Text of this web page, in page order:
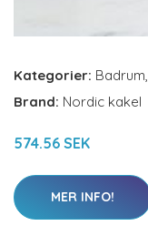
Kategorier: Badrum,
Brand: Nordic kakel
574.56 SEK
MER INFO!